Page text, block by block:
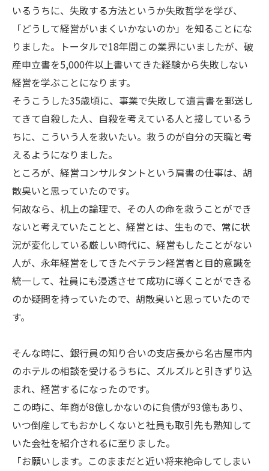
いるうちに、失敗する方法というか失敗哲学を学び、
「どうして経営がいまくいかないのか」を知ることにな
りました。トータルで18年間この業界にいましたが、破
産申立書を5,000件以上書いてきた経験から失敗しない
経営を学ぶことになります。
そうこうした35歳頃に、事業で失敗して遺言書を郵送し
てきて自殺した人、自殺を考えている人と接しているう
ちに、こういう人を救いたい。救うのが自分の天職と考
えるようになりました。
ところが、経営コンサルタントという肩書の仕事は、胡
散臭いと思っていたのです。
何故なら、机上の論理で、その人の命を救うことができ
ないと考えていたことと、経営とは、生もので、常に状
況が変化している厳しい時代に、経営もしたことがない
人が、永年経営をしてきたベテラン経営者と目的意識を
統一して、社員にも浸透させて成功に導くことができる
のか疑問を持っていたので、胡散臭いと思っていたので
す。
そんな時に、銀行員の知り合いの支店長から名古屋市内
のホテルの相談を受けるうちに、ズルズルと引きずり込
まれ、経営するになったのです。
この時に、年商が8億しかないのに負債が93億もあり、
いつ倒産してもおかしくないと社員も取引先も熟知して
いた会社を紹介されるに至りました。
「お願いします。このままだと近い将来絶命してしまい